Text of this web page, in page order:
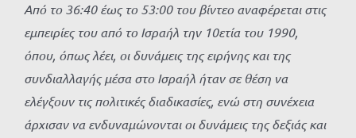
Από το 36:40 έως το 53:00 του βίντεο αναφέρεται στις
εμπειρίες του από το Ισραήλ την 10ετία του 1990,
όπου, όπως λέει, οι δυνάμεις της ειρήνης και της
συνδιαλλαγής μέσα στο Ισραήλ ήταν σε θέση να
ελέγξουν τις πολιτικές διαδικασίες, ενώ στη συνέχεια
άρχισαν να ενδυναμώνονται οι δυνάμεις της δεξιάς και